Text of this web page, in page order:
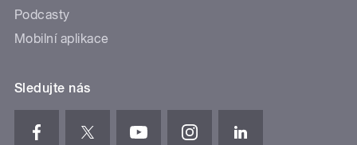
Podcasty
Mobilní aplikace
Sledujte nás